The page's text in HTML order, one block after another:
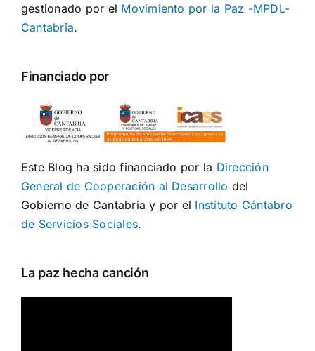
gestionado por el Movimiento por la Paz -MPDL-
Cantabria.
Financiado por
Este Blog ha sido financiado por la Dirección
General de Cooperación al Desarrollo del
Gobierno de Cantabria y por el Instituto Cántabro
de Servicios Sociales.
La paz hecha canción